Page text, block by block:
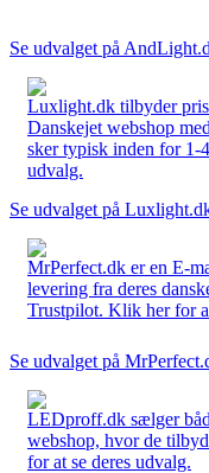
Se udvalget på
Luxlight.dk tilbyder
Danskejet webshop
sker typisk inden for 1-
udvalg.
Se udvalget på
MrPerfect.dk er en E-
levering fra deres
Trustpilot. Klik her for
Se udvalget på
LEDproff.dk sælger
webshop, hvor de
for at se deres udvalg.